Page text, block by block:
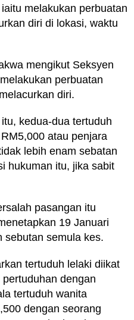
melakukan perbuatan
diri di lokasi, waktu
mengikut Seksyen
perbuatan
diri.
kedua-dua tertuduh
atau penjara
lebih enam sebatan
hukuman itu, jika sabit
pasangan itu
19 Januari
sebutan semula kes.
tertuduh lelaki diikat
dengan
tertuduh wanita
dengan seorang